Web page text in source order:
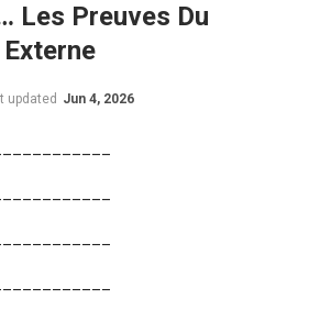
Les Preuves Du
updated Jun 4, 2026